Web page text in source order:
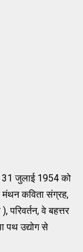
31 जुलाई 1954 को
मंथन कविता संग्रह,
परिवर्तन, वे बहत्तर
पथ उद्योग से